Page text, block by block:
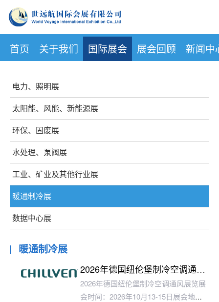
首页 关于我们 国际展会 展会回顾 新闻中
电力、照明展
太阳能、风能、新能源展
环保、固废展
水处理、泵阀展
工业、矿业及其他行业展
暖通制冷展
数据中心展
暖通制冷展
2026年德国纽伦堡制冷空调通风展览
2026年德国纽伦堡制冷空调通风展览展
会时间：2026年10月13-15日展会地